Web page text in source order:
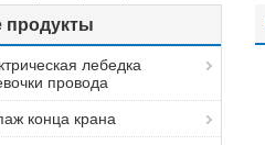
продукты
лебедка
провода
конца крана